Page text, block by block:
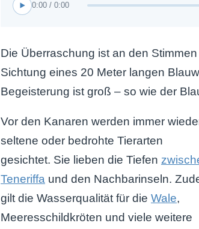
0:00 / 0:00
Die Überraschung ist an den
Sichtung eines 20 Meter langen
Begeisterung ist groß – so wie der
Vor den Kanaren werden immer
seltene oder bedrohte Tierarten
gesichtet. Sie lieben die Tiefen
Teneriffa und den Nachbarinseln.
gilt die Wasserqualität für die Wale,
Meeresschildkröten und viele weitere